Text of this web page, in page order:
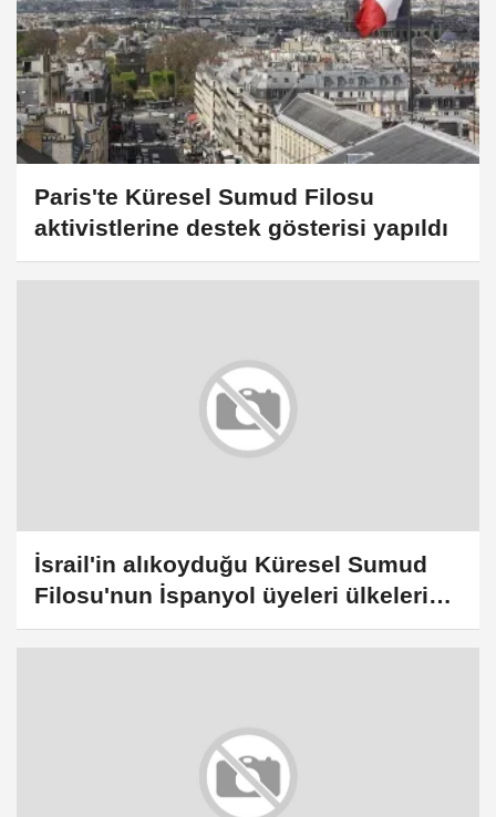
Paris'te Küresel Sumud Filosu
aktivistlerine destek gösterisi yapıldı
İsrail'in alıkoyduğu Küresel Sumud
Filosu'nun İspanyol üyeleri ülkelerine
döndü